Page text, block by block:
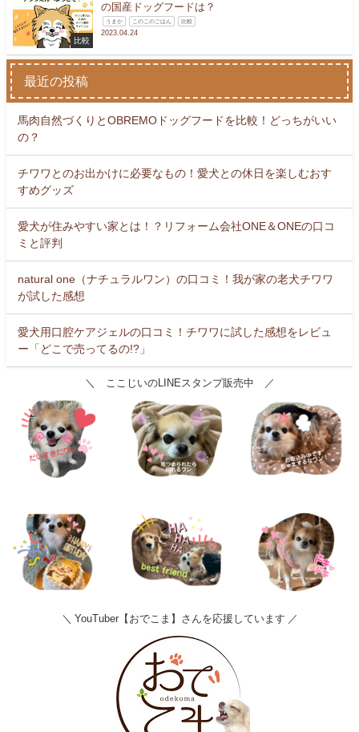
比較
の国産ドッグフードは？
うまか このこのごはん 比較
2023.04.24
最近の投稿
馬肉自然づくりとOBREMOドッグフードを比較！どっちがいい
の？
チワワとのお出かけに必要なもの！愛犬との休日を楽しむおす
すめグッズ
愛犬が住みやすい家とは！？リフォーム会社ONE＆ONEの口コ
ミと評判
natural one（ナチュラルワン）の口コミ！我が家の老犬チワワ
が試した感想
愛犬用口腔ケアジェルの口コミ！チワワに試した感想をレビュ
ー「どこで売ってるの!?」
＼ ここじいのLINEスタンプ販売中 ／
＼ YouTuber【おでこま】さんを応援しています ／